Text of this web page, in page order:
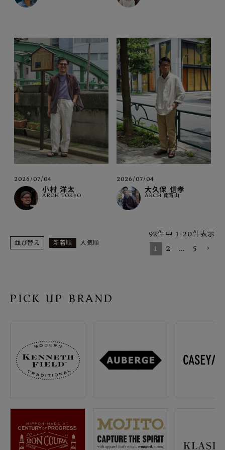
2026/07/04
小村 洋太
ARCH TOKYO
2026/07/04
大久保 信孝
ARCH 南青山
並び替え 新着順 人気順
92件中 1-20件表示
1
2 … 5
PICK UP BRAND